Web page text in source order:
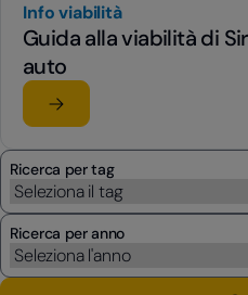
Info viabilità
Guida alla viabilità di
auto
Leggi l'articolo
su Guida alla viabilità di
Ricerca per tag
Ricerca per anno